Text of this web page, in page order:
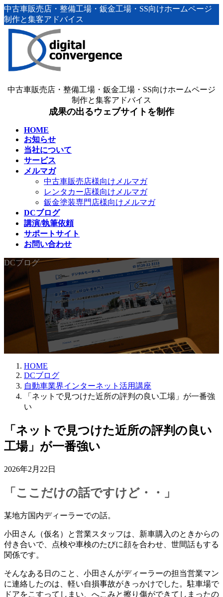
コ
ン
テ
ス
ッ
ナ
ビ
ゲ
ン
移
中古車販売店・整備工場・鈑金工場・SS向けホームページ
制作と集客アドバイス
中古車販売店・整備工場・鈑金工場・SS向けホームページ
制作と集客アドバイス
成果の出るウェブサイトを制作
HOME
お知らせ
当社について
サービス
メルマガ
中古車販売店様向けメルマガ
レンタカー店様向けメルマガ
鈑金塗装専門店様向けメルマガ
DCブログ
講演/執筆依頼
サポートサイト
お問い合わせ
DCブログ
HOME
DCブログ
自動車業界インターネット活用講座
「ネットで見つけた近所の評判の良い工場」が一番強
い
「ネットで見つけた近所の評判の良い
工場」が一番強い
2026年2月22日
「ここだけの話ですけど・・」
某地方国内ディーラーでの話。
小田さん（仮名）と営業スタッフは、新車購入のときからの
付き合いで、点検や車検のたびに顔を合わせ、世間話もする
関係です。
そんなある日のこと、小田さんがディーラーの担当営業マン
に連絡したのは、軽い自損事故がきっかけでした。駐車場で
ドアをこすってしまい、へこみと擦り傷ができてしまったの